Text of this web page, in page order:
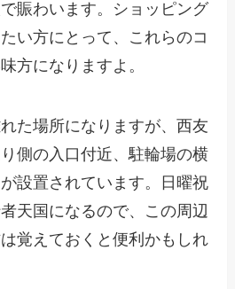
賑わいます。ショッピング
い方にとって、これらのコ
方になりますよ。
た場所になりますが、西友
側の入口付近、駐輪場の横
設置されています。日曜祝
天国になるので、この周辺
覚えておくと便利かもしれ